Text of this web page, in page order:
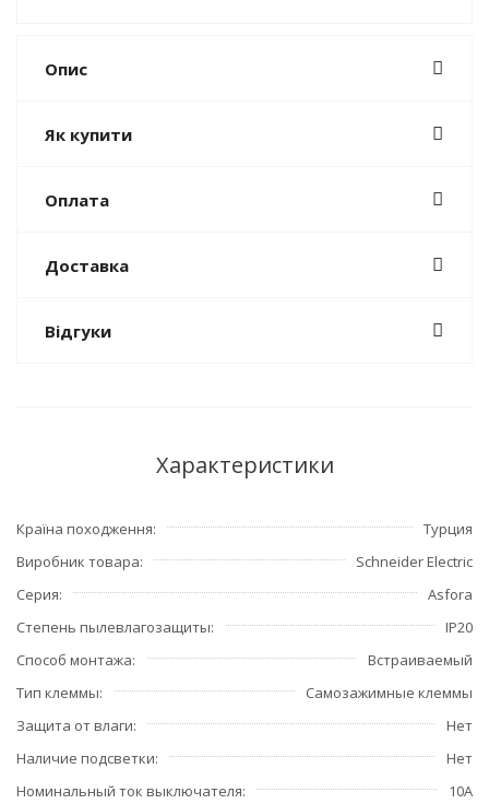
Опис
Як купити
Оплата
Доставка
Відгуки
Характеристики
Країна походження
Турция
Виробник товара
Schneider Electric
Серия
Asfora
Степень пылевлагозащиты
IP20
Способ монтажа
Встраиваемый
Тип клеммы
Самозажимные клеммы
Защита от влаги
Нет
Наличие подсветки
Нет
Номинальный ток выключателя
10А